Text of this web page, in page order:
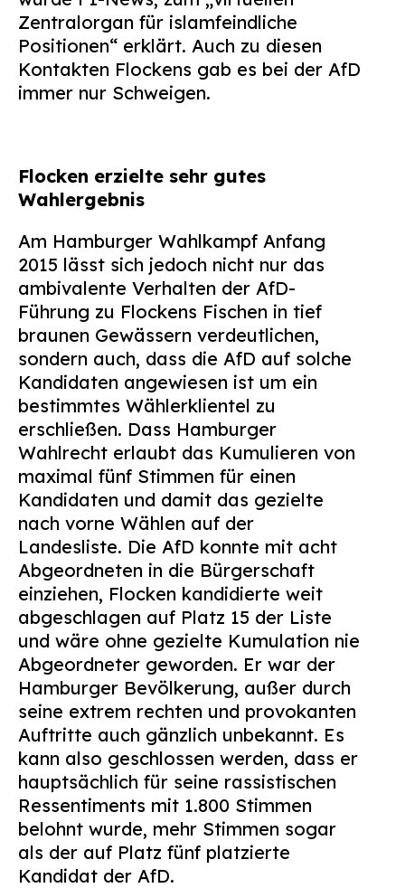
Zentralorgan für islamfeindliche
Positionen“ erklärt. Auch zu diesen
Kontakten Flockens gab es bei der AfD
immer nur Schweigen.
Flocken erzielte sehr gutes
Wahlergebnis
Am Hamburger Wahlkampf Anfang
2015 lässt sich jedoch nicht nur das
ambivalente Verhalten der AfD-
Führung zu Flockens Fischen in tief
braunen Gewässern verdeutlichen,
sondern auch, dass die AfD auf solche
Kandidaten angewiesen ist um ein
bestimmtes Wählerklientel zu
erschließen. Dass Hamburger
Wahlrecht erlaubt das Kumulieren von
maximal fünf Stimmen für einen
Kandidaten und damit das gezielte
nach vorne Wählen auf der
Landesliste. Die AfD konnte mit acht
Abgeordneten in die Bürgerschaft
einziehen, Flocken kandidierte weit
abgeschlagen auf Platz 15 der Liste
und wäre ohne gezielte Kumulation nie
Abgeordneter geworden. Er war der
Hamburger Bevölkerung, außer durch
seine extrem rechten und provokanten
Auftritte auch gänzlich unbekannt. Es
kann also geschlossen werden, dass er
hauptsächlich für seine rassistischen
Ressentiments mit 1.800 Stimmen
belohnt wurde, mehr Stimmen sogar
als der auf Platz fünf platzierte
Kandidat der AfD.